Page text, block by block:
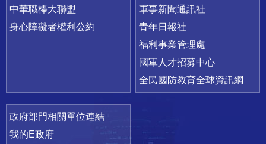
中華職棒大聯盟
身心障礙者權利公約
軍事新聞通訊社
青年日報社
福利事業管理處
國軍人才招募中心
全民國防教育全球資訊網
政府部門相關單位連結
我的E政府